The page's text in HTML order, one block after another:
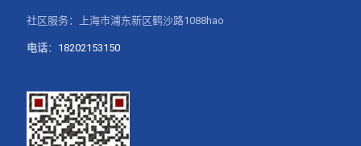
社区服务：上海市浦东新区鹤沙路1088hao
电话： 18202153150